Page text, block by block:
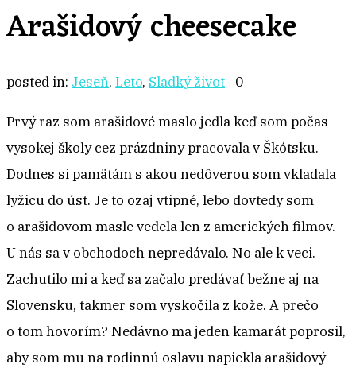
Arašidový cheesecake
posted in: Jeseň, Leto, Sladký život | 0
Prvý raz som arašidové maslo jedla keď som počas
vysokej školy cez prázdniny pracovala v Škótsku.
Dodnes si pamätám s akou nedôverou som vkladala
lyžicu do úst. Je to ozaj vtipné, lebo dovtedy som
o arašidovom masle vedela len z amerických filmov.
U nás sa v obchodoch nepredávalo. No ale k veci.
Zachutilo mi a keď sa začalo predávať bežne aj na
Slovensku, takmer som vyskočila z kože. A prečo
o tom hovorím? Nedávno ma jeden kamarát poprosil,
aby som mu na rodinnú oslavu napiekla arašidový